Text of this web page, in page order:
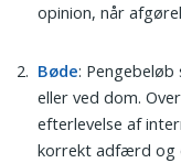
opinion, når
Bøde:
eller ved dom.
efterlevelse af
korrekt adfærd og